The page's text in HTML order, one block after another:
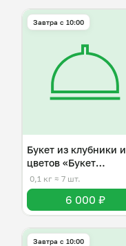
Завтра c 10:00
Букет из клубники и
цветов «Букет
комплемент»
0,1 кг ≈ 7 шт.
6 000 ₽
Завтра c 10:00